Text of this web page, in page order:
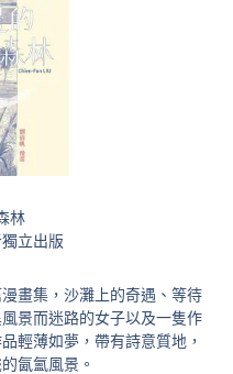
林
立出版
畫集，沙灘上的奇遇、等待
景而迷路的女子以及一隻作
輕薄如夢，帶有詩意質地，
氤氳風景。